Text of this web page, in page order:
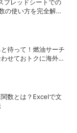
プレッドシートでの
の使い方を完全解
待って！燃油サーチ
せておトクに海外航
数とは？Excelで文